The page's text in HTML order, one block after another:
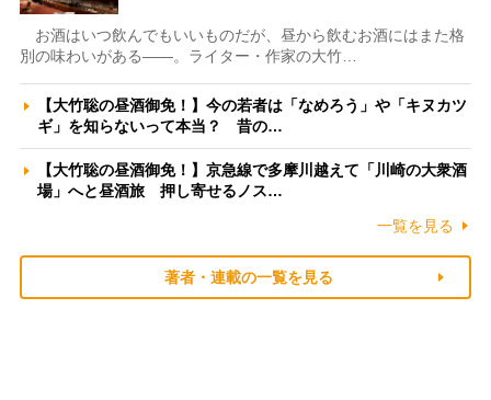
お酒はいつ飲んでもいいものだが、昼から飲むお酒にはまた格
別の味わいがある――。ライター・作家の大竹…
【大竹聡の昼酒御免！】今の若者は「なめろう」や「キヌカツ
ギ」を知らないって本当？ 昔の…
【大竹聡の昼酒御免！】京急線で多摩川越えて「川崎の大衆酒
場」へと昼酒旅 押し寄せるノス…
一覧を見る
著者・連載の一覧を見る